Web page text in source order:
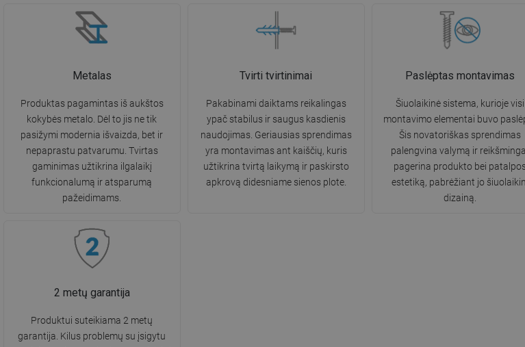
Metalas
Produktas pagamintas iš aukštos
kokybės metalo. Dėl to jis ne tik
pasižymi modernia išvaizda, bet ir
nepaprastu patvarumu. Tvirtas
gaminimas užtikrina ilgalaikį
funkcionalumą ir atsparumą
pažeidimams.
Tvirti tvirtinimai
Pakabinami daiktams reikalingas
ypač stabilus ir saugus kasdienis
naudojimas. Geriausias sprendimas
yra montavimas ant kaiščių, kuris
užtikrina tvirtą laikymą ir paskirsto
apkrovą didesniame sienos plote.
Paslėptas montavimas
Šiuolaikinė sistema, kurioje visi
montavimo elementai buvo
Šis novatoriškas sprendimas
palengvina valymą ir
pagerina produkto bei
estetiką, pabrėžiant jo
dizainą.
2 metų garantija
Produktui suteikiama 2 metų
garantija. Kilus problemų su įsigytu